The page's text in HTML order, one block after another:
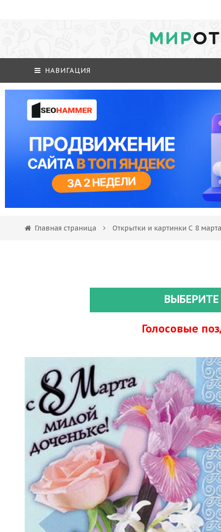
МИР
НАВИГАЦИЯ
Главная страница Открытки и картинки С 8
Голосовые